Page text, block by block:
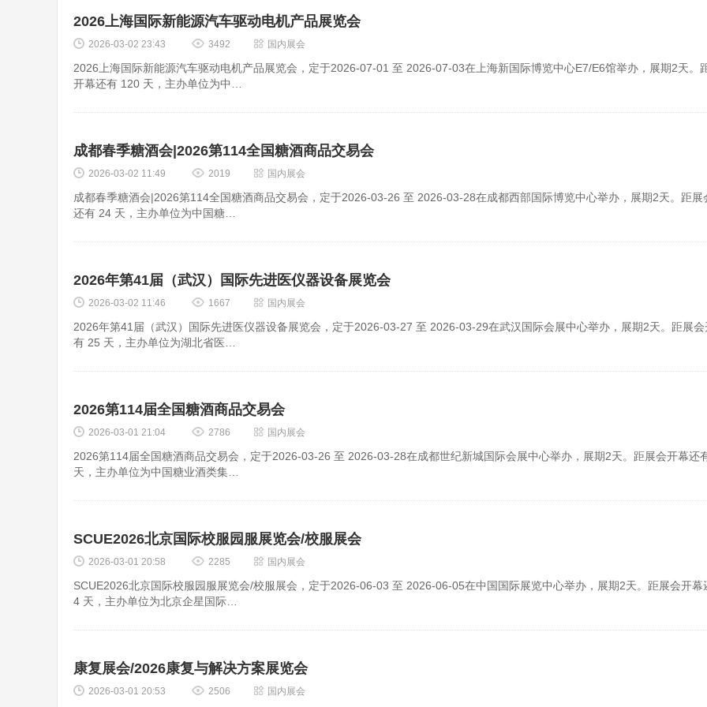
2026上海国际新能源汽车驱动电机产品展览会
2026-03-02 23:43 3492 国内展会
2026上海国际新能源汽车驱动电机产品展览会，定于2026-07-01 至 2026-07-03在上海新国际博览中心E7/E6馆举办，展期2天。
开幕还有 120 天，主办单位为中…
成都春季糖酒会|2026第114全国糖酒商品交易会
2026-03-02 11:49 2019 国内展会
成都春季糖酒会|2026第114全国糖酒商品交易会，定于2026-03-26 至 2026-03-28在成都西部国际博览中心举办，展期2天。距展
还有 24 天，主办单位为中国糖…
2026年第41届（武汉）国际先进医仪器设备展览会
2026-03-02 11:46 1667 国内展会
2026年第41届（武汉）国际先进医仪器设备展览会，定于2026-03-27 至 2026-03-29在武汉国际会展中心举办，展期2天。距展会
有 25 天，主办单位为湖北省医…
2026第114届全国糖酒商品交易会
2026-03-01 21:04 2786 国内展会
2026第114届全国糖酒商品交易会，定于2026-03-26 至 2026-03-28在成都世纪新城国际会展中心举办，展期2天。距展会开幕还
天，主办单位为中国糖业酒类集…
SCUE2026北京国际校服园服展览会/校服展会
2026-03-01 20:58 2285 国内展会
SCUE2026北京国际校服园服展览会/校服展会，定于2026-06-03 至 2026-06-05在中国国际展览中心举办，展期2天。距展会开幕
4 天，主办单位为北京企星国际…
康复展会/2026康复与解决方案展览会
2026-03-01 20:53 2506 国内展会